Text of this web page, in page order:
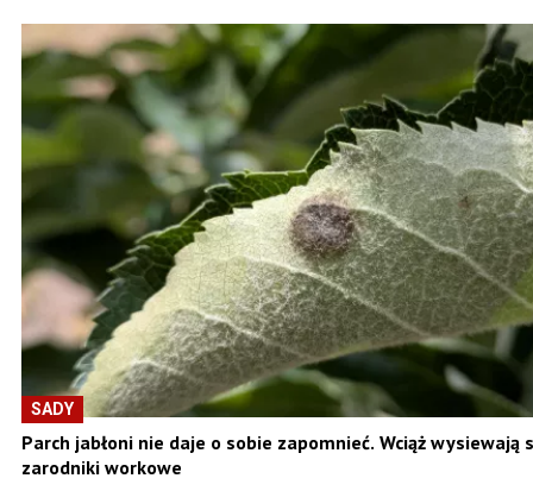
SADY
Parch jabłoni nie daje o sobie zapomnieć. Wciąż wysiewają
zarodniki workowe